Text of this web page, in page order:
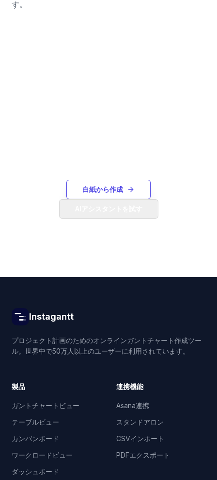
す。
白紙から作成
Instagantt
プロジェクト計画のためのオンラインガントチャート作成ツー
ル。世界中で50万人以上のユーザーに利用されています。
製品
ガントチャートビュー
テーブルビュー
カンバンボード
ワークロードビュー
ダッシュボード
連携機能
Asana連携
スタンドアロン
CSVインポート
PDFエクスポート